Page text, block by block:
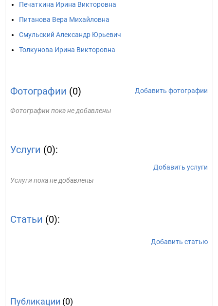
Печаткина Ирина Викторовна
Питанова Вера Михайловна
Смульский Александр Юрьевич
Толкунова Ирина Викторовна
Фотографии (0) Добавить фотографии
Фотографии пока не добавлены
Услуги (0):
Добавить услуги
Услуги пока не добавлены
Статьи (0):
Добавить статью
Публикации (0)